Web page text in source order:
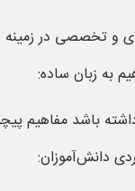
و تخصصی در زمینه
به زبان ساده:
داشته باشد مفاهیم
دانش‌آموزان: